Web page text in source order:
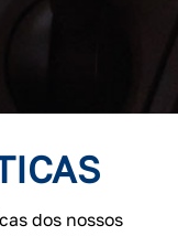
dos nossos